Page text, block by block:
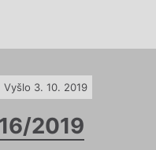
Vyšlo 3. 10. 2019
2019